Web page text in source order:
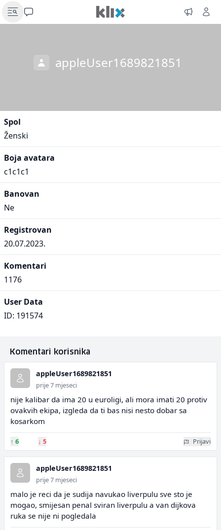
appleUser1689821851
Spol
Ženski
Boja avatara
c1c1c1
Banovan
Ne
Registrovan
20.07.2023.
Komentari
1176
User Data
ID: 191574
Komentari korisnika
appleUser1689821851
prije 7 mjeseci
nije kalibar da ima 20 u euroligi, ali mora imati 20 protiv
ovakvih ekipa, izgleda da ti bas nisi nesto dobar sa
kosarkom
↑ 6 ↓ 5 Prijavi
appleUser1689821851
prije 7 mjeseci
malo je reci da je sudija navukao liverpulu sve sto je
mogao, smijesan penal sviran liverpulu a van dijkova
ruka se nije ni pogledala